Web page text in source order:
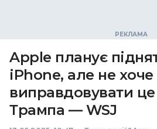
Apple планує
iPhone, але не хоче
виправдовувати
Трампа — WSJ